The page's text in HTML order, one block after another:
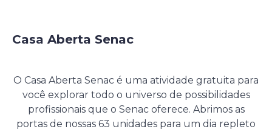
Casa Aberta Senac
O Casa Aberta Senac é uma atividade gratuita para
você explorar todo o universo de possibilidades
profissionais que o Senac oferece. Abrimos as
portas de nossas 63 unidades para um dia repleto